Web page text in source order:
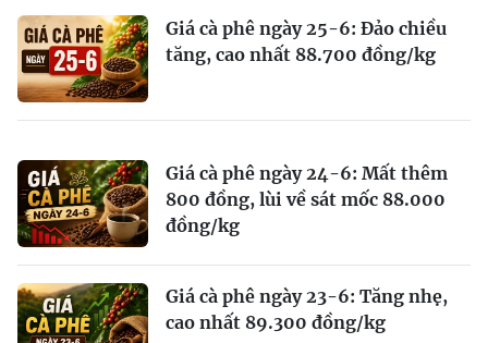
Giá cà phê ngày 25-6: Đảo chiều
tăng, cao nhất 88.700 đồng/kg
Giá cà phê ngày 24-6: Mất thêm
800 đồng, lùi về sát mốc 88.000
đồng/kg
Giá cà phê ngày 23-6: Tăng nhẹ,
cao nhất 89.300 đồng/kg